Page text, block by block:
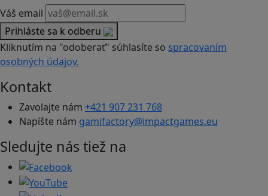
Váš email
Prihláste sa k odberu
Kliknutím na "odoberať" súhlasíte so spracovaním
osobných údajov.
Kontakt
Zavolajte nám +421 907 231 768
Napíšte nám gamifactory@impactgames.eu
Sledujte nás tiež na